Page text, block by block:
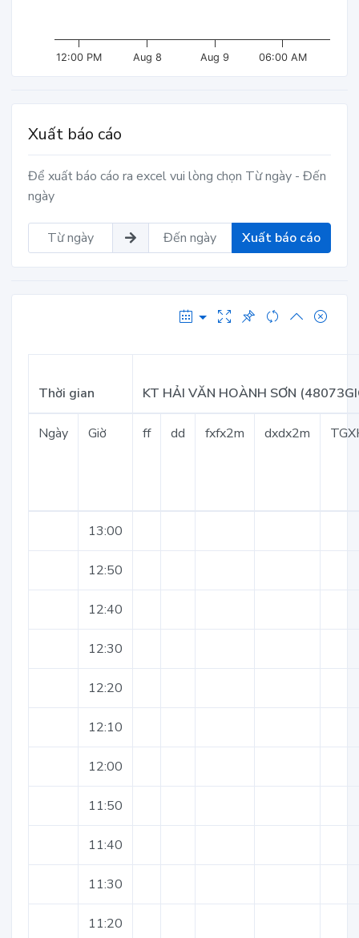
12:00 PM Aug 8 Aug 9 06:00 AM
Xuất báo cáo
Để xuất báo cáo ra excel vui lòng chọn Từ ngày - Đến
ngày
Xuất báo cáo
Thời gian KT HẢI VĂN HOÀNH SƠN
Ngày Giờ ff dd fxfx2m dxdx2m
13:00
12:50
12:40
12:30
12:20
12:10
12:00
11:50
11:40
11:30
11:20